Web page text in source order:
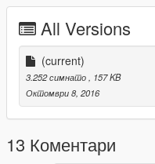
All Versions
(current)
3.252 симнато
, 157 KB
Октомври 8, 2016
13 Коментари